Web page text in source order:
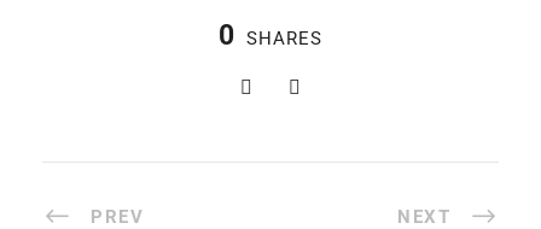
0 SHARES
PREV NEXT